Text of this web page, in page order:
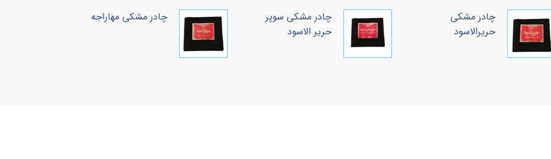
چادر مشکی
حریرالاسود
چادر مشکی سوپر
حریر الاسود
چادر مشکی مهاراجه